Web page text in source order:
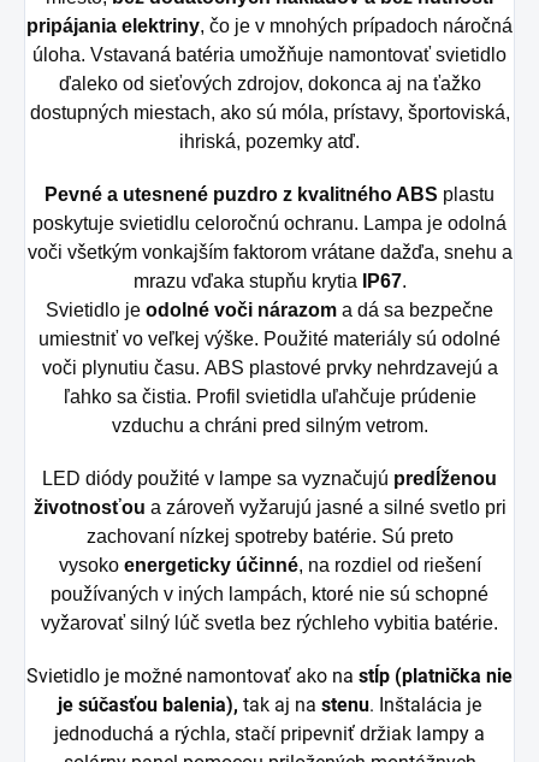
pripájania elektriny, čo je v mnohých prípadoch náročná
úloha. Vstavaná batéria umožňuje namontovať svietidlo
ďaleko od sieťových zdrojov, dokonca aj na ťažko
dostupných miestach, ako sú móla, prístavy, športoviská,
ihriská, pozemky atď.
Pevné a utesnené puzdro z kvalitného ABS plastu
poskytuje svietidlu celoročnú ochranu. Lampa je odolná
voči všetkým vonkajším faktorom vrátane dažďa, snehu a
mrazu vďaka stupňu krytia
IP67.
Svietidlo je odolné voči nárazom a dá sa bezpečne
umiestniť vo veľkej výške. Použité materiály sú odolné
voči plynutiu času. ABS plastové prvky nehrdzavejú a
ľahko sa čistia. Profil svietidla uľahčuje prúdenie
vzduchu a chráni pred silným vetrom.
LED diódy použité v lampe sa vyznačujú predĺženou
životnosťou a zároveň vyžarujú jasné a silné svetlo pri
zachovaní nízkej spotreby batérie. Sú preto
vysoko energeticky účinné, na rozdiel od riešení
používaných v iných lampách, ktoré nie sú schopné
vyžarovať silný lúč svetla bez rýchleho vybitia batérie.
Svietidlo je možné namontovať ako na stĺp (platnička nie
je súčasťou balenia), tak aj na stenu. Inštalácia je
jednoduchá a rýchla, stačí pripevniť držiak lampy a